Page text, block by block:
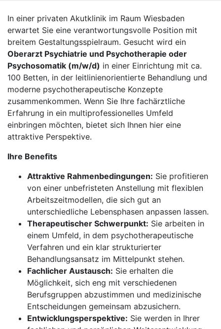
In einer privaten Akutklinik im Raum Wiesbaden
erwartet Sie eine verantwortungsvolle Position mit
breitem Gestaltungsspielraum. Gesucht wird ein
Oberarzt Psychiatrie und Psychotherapie oder
Psychosomatik (m/w/d) in einer Einrichtung mit ca.
100 Betten, in der leitlinienorientierte Behandlung und
moderne psychotherapeutische Konzepte
zusammenkommen. Wenn Sie Ihre fachärztliche
Erfahrung in ein multiprofessionelles Umfeld
einbringen möchten, bietet sich Ihnen hier eine
attraktive Perspektive.
Ihre Benefits
Attraktive Rahmenbedingungen: Sie profitieren
von einer unbefristeten Anstellung mit flexiblen
Arbeitszeitmodellen, die sich gut an
unterschiedliche Lebensphasen anpassen lassen.
Therapeutischer Schwerpunkt: Sie arbeiten in
einem Umfeld, in dem psychotherapeutische
Verfahren und ein klar strukturierter
Behandlungsansatz im Mittelpunkt stehen.
Fachlicher Austausch: Sie erhalten die
Möglichkeit, sich eng mit verschiedenen
Berufsgruppen abzustimmen und medizinische
Entscheidungen gemeinsam abzusichern.
Entwicklungsperspektive: Sie werden in Ihrer